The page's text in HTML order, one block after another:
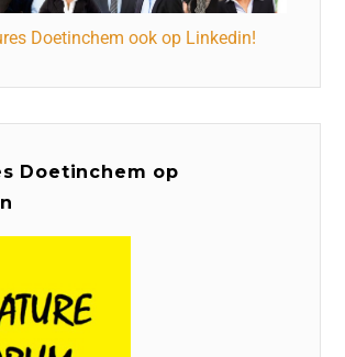
Doetinchem ook op Linkedin!
Doetinchem op